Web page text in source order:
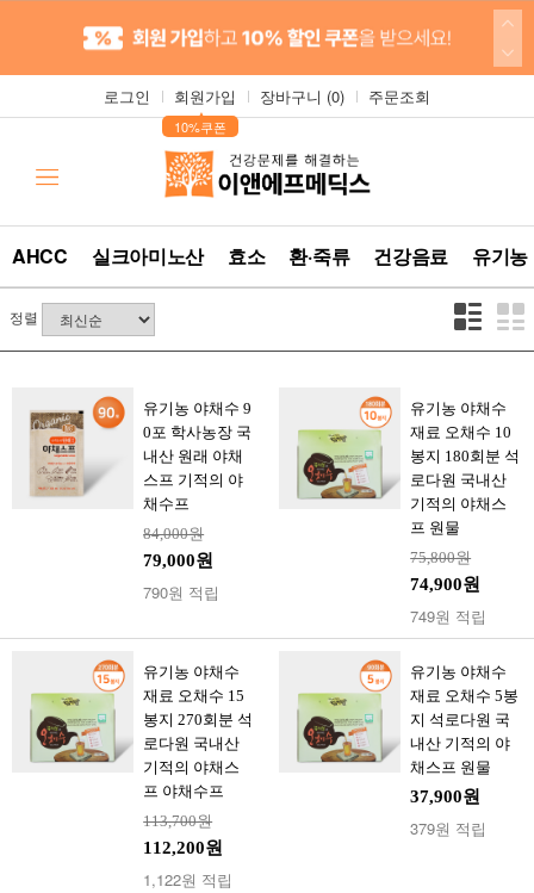
로그인 회원가입
▲
10%쿠폰
장바구니 (0) 주문조회
AHCC 실크아미노산 효소 환·죽류 건강음료 유기
정렬
유기농 야채수 9
0포 학사농장 국
내산 원래 야채
스프 기적의 야
채수프
84,000원
79,000원
790원 적립
유기농 야채수
재료 오채수 10
봉지 180회분 석
로다원 국내산
기적의 야채스
프 원물
75,800원
74,900원
749원 적립
유기농 야채수
재료 오채수 15
봉지 270회분 석
로다원 국내산
기적의 야채스
프 야채수프
113,700원
112,200원
1,122원 적립
유기농 야채수
재료 오채수 5봉
지 석로다원 국
내산 기적의 야
채스프 원물
37,900원
379원 적립